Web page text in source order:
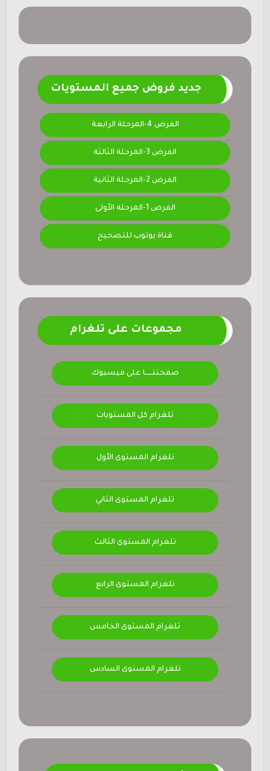
جديد فروض جميع المستويات
الفرض 4-المرحلة الرابعة
الفرض 3-المرحلة الثالثة
الفرض 2-المرحلة الثانية
الفرض 1-المرحلة الأولى
قناة يوتوب للتصحيح
مجموعات على تلغرام
صفحتنــــــا على فيسبوك
تلغرام كل المستويات
تلغرام المستوى الأول
تلغرام المستوى الثاني
تلغرام المستوى الثالث
تلغرام المستوى الرابع
تلغرام المستوى الخامس
تلغرام المستوى السادس